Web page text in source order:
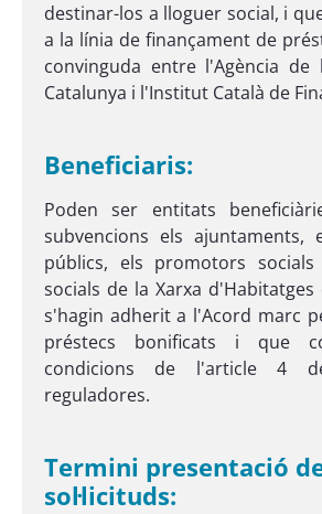
destinar-los a lloguer social, i
a la línia de finançament de
convinguda entre l'Agència de
Catalunya i l'Institut Català de
Beneficiaris:
Poden ser entitats
subvencions els ajuntaments,
públics, els promotors
socials de la Xarxa
s'hagin adherit a l'Acord marc
préstecs bonificats i que
condicions de l'article 4
reguladores.
Termini presentació
sol·licituds: